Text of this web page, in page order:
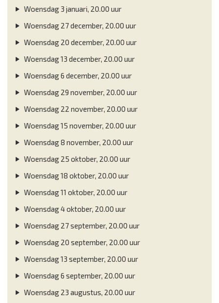
Woensdag 3 januari, 20.00 uur
Woensdag 27 december, 20.00 uur
Woensdag 20 december, 20.00 uur
Woensdag 13 december, 20.00 uur
Woensdag 6 december, 20.00 uur
Woensdag 29 november, 20.00 uur
Woensdag 22 november, 20.00 uur
Woensdag 15 november, 20.00 uur
Woensdag 8 november, 20.00 uur
Woensdag 25 oktober, 20.00 uur
Woensdag 18 oktober, 20.00 uur
Woensdag 11 oktober, 20.00 uur
Woensdag 4 oktober, 20.00 uur
Woensdag 27 september, 20.00 uur
Woensdag 20 september, 20.00 uur
Woensdag 13 september, 20.00 uur
Woensdag 6 september, 20.00 uur
Woensdag 23 augustus, 20.00 uur